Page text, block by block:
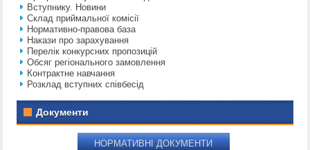
Вступнику. Новини
Склад приймальної комісії
Нормативно-правова база
Накази про зарахування
Перелік конкурсних пропозицій
Обсяг регіонального замовлення
Контрактне навчання
Розклад вступних співбесід
Документи
НОРМАТИВНІ ДОКУМЕНТИ